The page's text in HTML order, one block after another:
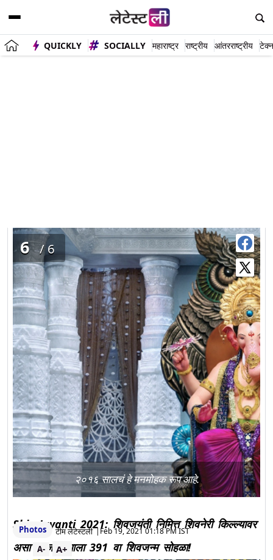
QUICKLY SOCIALLY महाराष्ट्र राष्ट्रीय आंतरराष्ट्रीय
6/6
२०१६ सालचं हे मनमोहक रूप आहे.
Shiv Jayanti 2021: शिवजयंती निमित्त शिवनेरी किल्ल्यावर
असा साजरा झाला 391 वा शिवजन्म सोहळा!
Photos टीम लेटेस्टली | Feb 19, 2021 01:18 PM IST
A+
A-